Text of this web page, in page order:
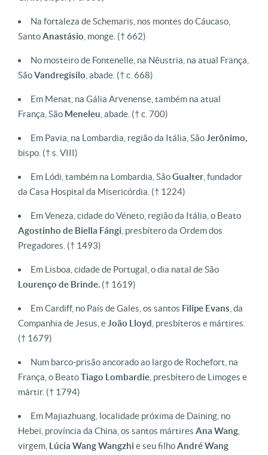
Na fortaleza de Schemaris, nos montes do Cáucaso,
SantoAnastásio , monge. († 662)
No mosteiro de Fontenelle, na Nêustria, na atual França,
SãoVandregisilo , abade. († c. 668)
Em Menat, na Gália Arvenense, também na atual
França, São Meneleu , abade. († c. 700)
Em Pavia, na Lombardia, região da Itália, São Jerônimo,
bispo. († s. VIII)
Em Lódi, também na Lombardia, SãoGualter , fundador
da Casa Hospital da Misericórdia. († 1224)
Em Veneza, cidade do Véneto, região da Itália, o Beato
Agostinho de Biella Fángi , presbítero da Ordem dos
Pregadores. († 1493)
Em Lisboa, cidade de Portugal, o dia natal de São
Lourenço de Brinde. († 1619)
Em Cardiff, no País de Gales, os santos Filipe Evans , da
Companhia de Jesus, e João Lloyd , presbíteros e mártires.
(† 1679)
Num barco-prisão ancorado ao largo de Rochefort, na
França, o BeatoTiago Lombardie , presbítero de Limoges e
mártir. († 1794)
Em Majiazhuang, localidade próxima de Daining, no
Hebei, província da China, os santos mártires Ana Wang
virgem, Lúcia WangWangzhi e seu filhoAndréWang